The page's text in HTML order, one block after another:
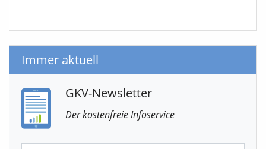
Immer aktuell
GKV-Newsletter
Der kostenfreie Infoservice